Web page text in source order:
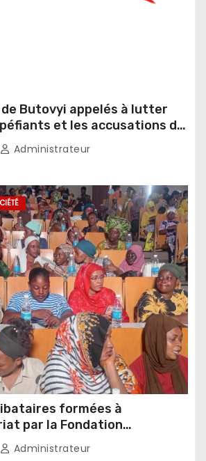
Butovyi appelés à lutter
et les accusations de
Administrateur
formées à
par la Fondation
l’OPDD
Administrateur